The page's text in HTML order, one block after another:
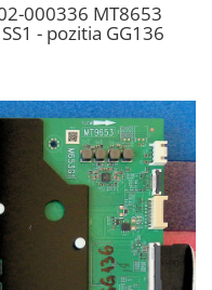
000336 MT8653
- pozitia GG136